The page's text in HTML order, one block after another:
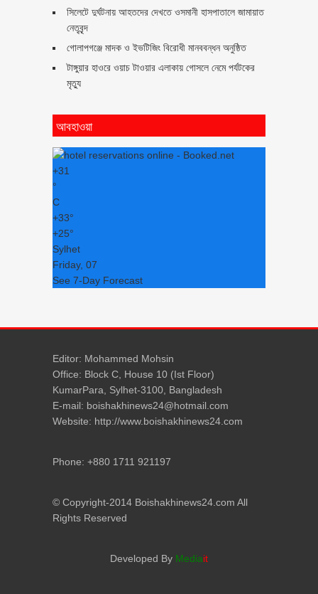
সিলেটে দুর্ঘটনায় আহতদের দেখতে ওসমানী হাসপাতালে জামায়াত
নেতৃবৃন্দ
গোলাপগঞ্জে মাদক ও ইভটিজিং বিরোধী মানববন্ধন অনুষ্ঠিত
টাঙ্গুয়ার হাওরে ওয়াচ টাওয়ার এলাকায় গোসলে নেমে পর্যটকের
মৃত্যু
আবহাওয়া
+31
°
C
+33°
+25°
Sylhet
Friday, 07
See 7-Day Forecast
Editor: Mohammed Mohsin
Office: Block C, House 10 (Ist Floor)
KumarPara, Sylhet-3100, Bangladesh
E-mail: boishakhinews24@hotmail.com
Website: http://www.boishakhinews24.com
Phone: +880 1711 921197
© Copyright-2014 Boishakhinews24.com All
Rights Reserved
Developed By Mediait